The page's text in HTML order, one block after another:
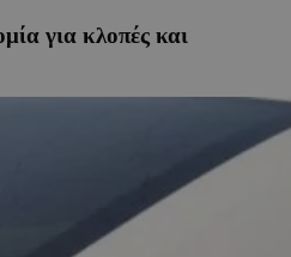
για κλοπές και